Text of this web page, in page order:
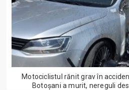
Motociclistul rănit grav în
Botoșani a murit, nereguli